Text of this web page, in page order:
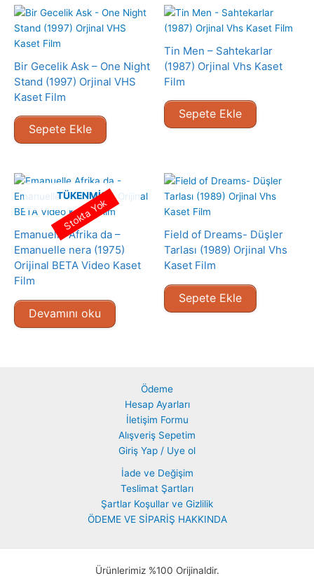
Bir Gecelik Ask – One Night
Stand (1997) Orjinal VHS
Kaset Film
Sepete Ekle
Tin Men – Sahtekarlar
(1987) Orjinal Vhs Kaset
Film
Sepete Ekle
TÜKENMIŞ
Emanuelle Afrika da –
Emanuelle nera (1975)
Orijinal BETA Video Kaset
Film
Devamını oku
Stokta Yok
Field of Dreams- Düşler
Tarlası (1989) Orjinal Vhs
Kaset Film
Sepete Ekle
Ödeme
Hesap Ayarları
İletişim Formu
Alışveriş Sepetim
Giriş Yap / Uye ol
İade ve Değişim
Teslimat Şartları
Şartlar Koşullar ve Gizlilik
ÖDEME VE SİPARİŞ HAKKINDA
Ürünlerimiz %100 Orijinaldir.